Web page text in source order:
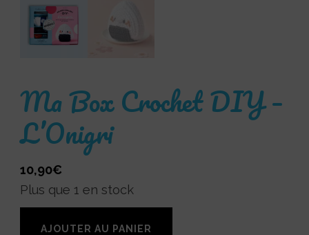
Ma Box Crochet DIY –
L’Onigri
10,90€
Plus que 1 en stock
AJOUTER AU PANIER